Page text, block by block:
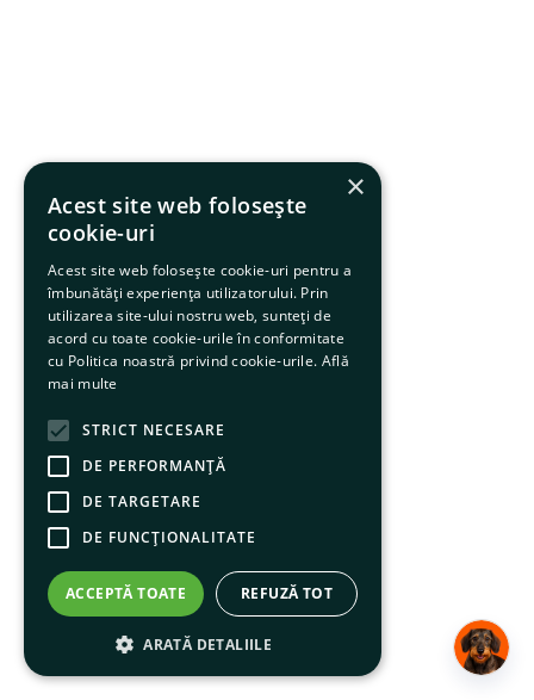
×
Acest site web folosește
cookie-uri
Acest site web folosește cookie-uri pentru a
îmbunătăți experiența utilizatorului. Prin
utilizarea site-ului nostru web, sunteți de
acord cu toate cookie-urile în conformitate
cu Politica noastră privind cookie-urile. Află
mai multe
STRICT NECESARE
DE PERFORMANȚĂ
DE TARGETARE
DE FUNCŢIONALITATE
ACCEPTĂ TOATE REFUZĂ TOT
ARATĂ DETALIILE